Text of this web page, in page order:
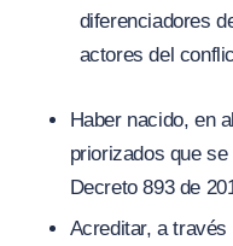
diferenciadores
actores del
Haber nacido, en
priorizados que
Decreto 893 de
Acreditar, a